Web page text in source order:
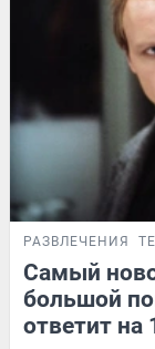
РАЗВЛЕЧЕНИЯ
Самый
большой
ответит на